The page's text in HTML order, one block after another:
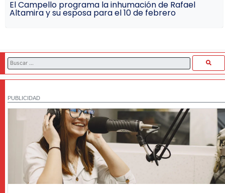
El Campello programa la inhumación de Rafael
Altamira y su esposa para el 10 de febrero
PUBLICIDAD